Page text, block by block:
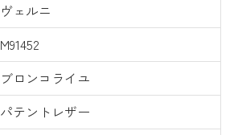
ヴェルニ
M91452
ブロンコライユ
パテントレザー